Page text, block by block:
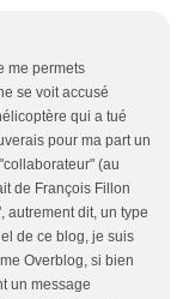
me permets
se voit accusé
qui a tué
pour ma part un
(au
de François Fillon
autrement dit, un type
de ce blog, je suis
Overblog, si bien
un message